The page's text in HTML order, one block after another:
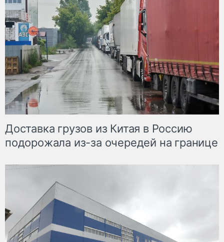
Доставка грузов из Китая в Россию
подорожала из-за очередей на границе